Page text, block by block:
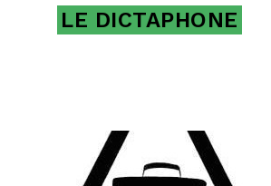
LE DICTAPHONE